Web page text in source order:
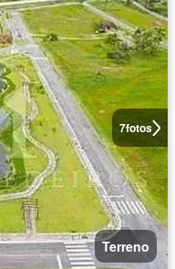
7fotos
Terreno